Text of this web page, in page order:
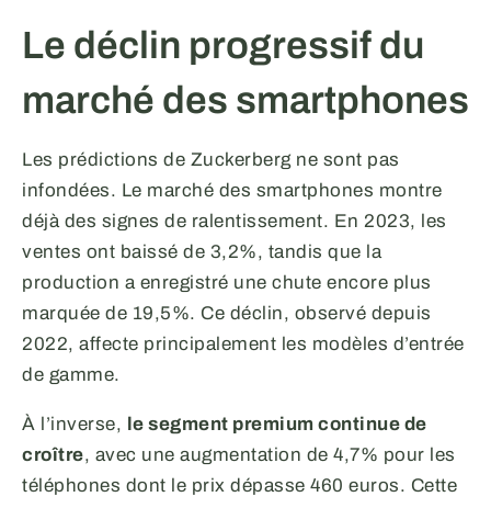
Le déclin progressif du
marché des smartphones
Les prédictions de Zuckerberg ne sont pas
infondées. Le marché des smartphones montre
déjà des signes de ralentissement. En 2023, les
ventes ont baissé de 3,2%, tandis que la
production a enregistré une chute encore plus
marquée de 19,5%. Ce déclin, observé depuis
2022, affecte principalement les modèles d’entrée
de gamme.
À l’inverse, le segment premium continue de
croître, avec une augmentation de 4,7% pour les
téléphones dont le prix dépasse 460 euros. Cette